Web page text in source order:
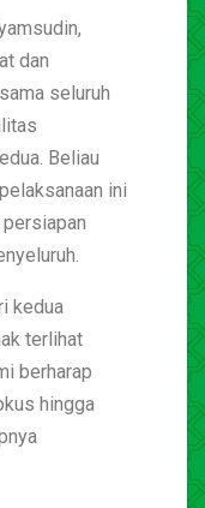
dan
seluruh
Beliau
ini
kedua
terlihat
berharap
hingga